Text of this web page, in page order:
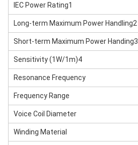
IEC Power Rating1
Long-term Maximum Power Handling2
Short-term Maximum Power Handing3
Sensitivity (1W/1m)4
Resonance Frequency
Frequency Range
Voice Coil Diameter
Winding Material